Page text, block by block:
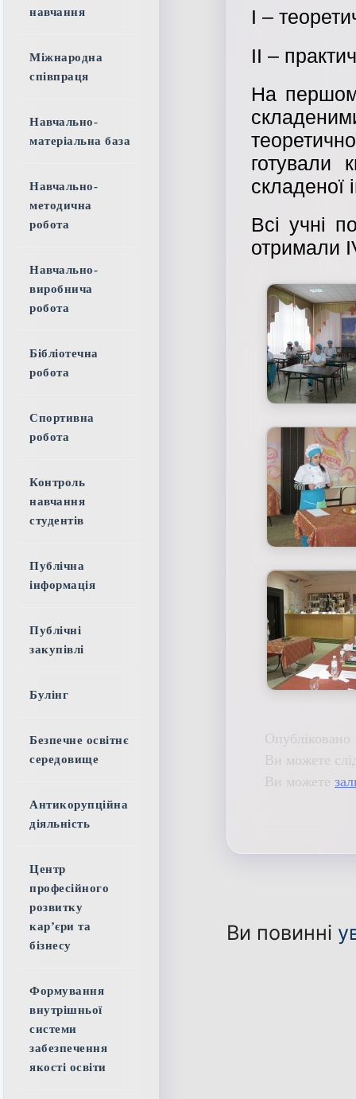
І –
ІІ –
На
готували
складеної
Всі учні
отримали
Ви можете
Ви можете
Ви повинні
навчання
Міжнародна
співпраця
Навчально-
матеріальна база
Навчально-
методична
робота
Навчально-
виробнича
робота
Бібліотечна
робота
Спортивна
робота
Контроль
навчання
студентів
Публічна
інформація
Публічні
закупівлі
Булінг
Безпечне освітнє
середовище
Антикорупційна
діяльність
Центр
професійного
розвитку
кар’єри та
бізнесу
Формування
внутрішньої
системи
забезпечення
якості освіти